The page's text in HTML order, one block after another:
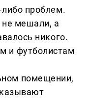
либо проблем.
не мешали, а
никого.
и футболистам
помещении,